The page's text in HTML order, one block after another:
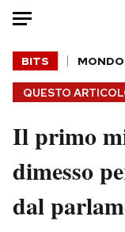
HOME
Italia
Politica
Tecnologia
Internet
QUESTO
BITS MONDO
Il primo
dimesso
dal